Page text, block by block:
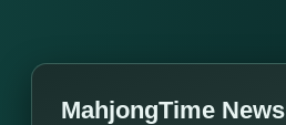
MahjongTime News